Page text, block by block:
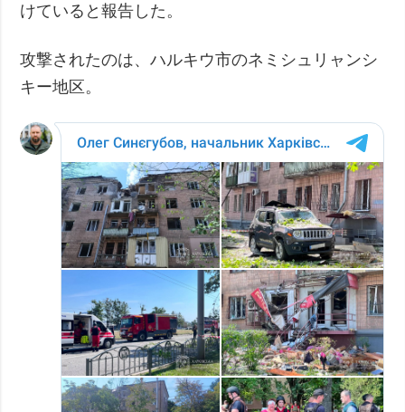
けていると報告した。
攻撃されたのは、ハルキウ市のネミシュリャンシ
キー地区。